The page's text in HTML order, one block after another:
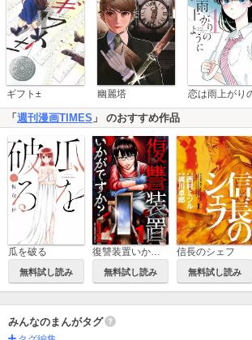
ギフト± 幽麗塔
「 週刊漫画TIMES 」 のおすすめ作品
瓜を破る
無料試し読み 無料試し読み
信長のシェフ
無料試し読み
みんなのまんがタグ